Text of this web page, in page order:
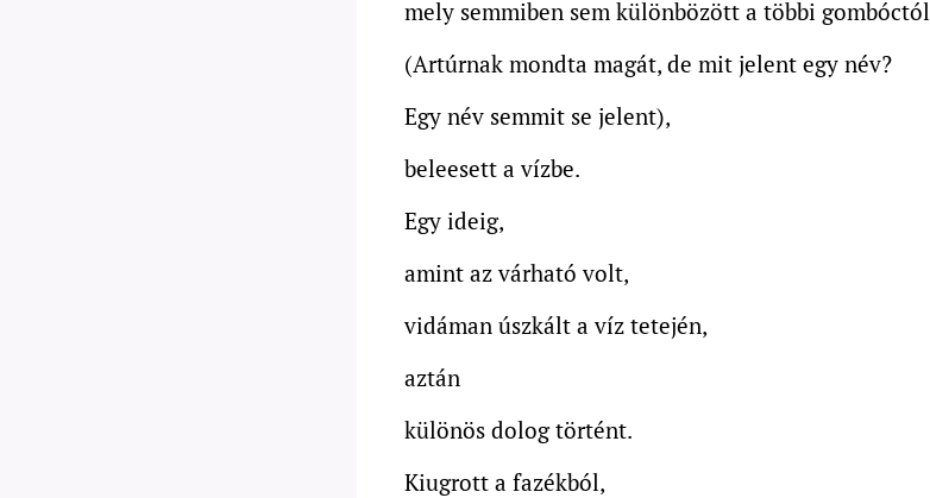
mely semmiben sem különbözött a többi gombóctól
(Artúrnak mondta magát, de mit jelent egy név?
Egy név semmit se jelent),
beleesett a vízbe.
Egy ideig,
amint az várható volt,
vidáman úszkált a víz tetején,
aztán
különös dolog történt.
Kiugrott a fazékból,